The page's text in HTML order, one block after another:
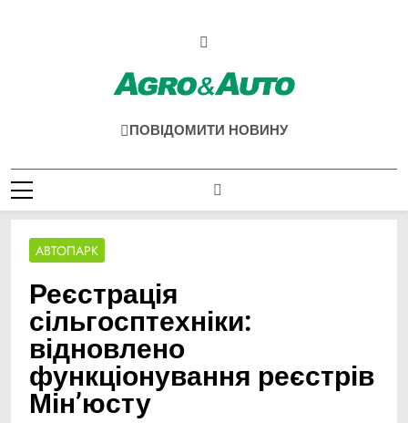
Agro & Auto
ПОВІДОМИТИ НОВИНУ
АВТОПАРК
Реєстрація
сільгосптехніки:
відновлено
функціонування реєстрів
Мін’юсту